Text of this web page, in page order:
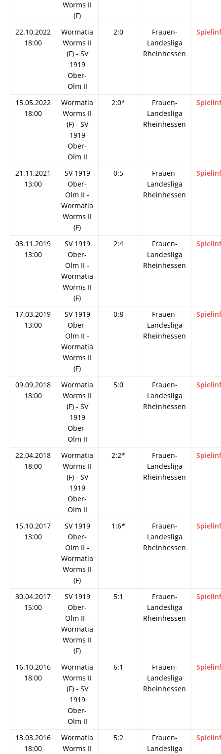
Worms II
(F)
22.10.2022
18:00
Wormatia
Worms II
(F) - SV
1919
Ober-
Olm II
2:0
Frauen-
Landesliga
Rheinhessen
15.05.2022
18:00
Wormatia
Worms II
(F) - SV
1919
Ober-
Olm II
2:0*
Frauen-
Landesliga
Rheinhessen
21.11.2021
13:00
SV 1919
Ober-
Olm II -
Wormatia
Worms II
(F)
0:5
Frauen-
Landesliga
Rheinhessen
03.11.2019
13:00
SV 1919
Ober-
Olm II -
Wormatia
Worms II
(F)
2:4
Frauen-
Landesliga
Rheinhessen
17.03.2019
13:00
SV 1919
Ober-
Olm II -
Wormatia
Worms II
(F)
0:8
Frauen-
Landesliga
Rheinhessen
09.09.2018
18:00
Wormatia
Worms II
(F) - SV
1919
Ober-
Olm II
5:0
Frauen-
Landesliga
Rheinhessen
22.04.2018
18:00
Wormatia
Worms II
(F) - SV
1919
Ober-
Olm II
2:2*
Frauen-
Landesliga
Rheinhessen
15.10.2017
13:00
SV 1919
Ober-
Olm II -
Wormatia
Worms II
(F)
1:6*
Frauen-
Landesliga
Rheinhessen
30.04.2017
15:00
SV 1919
Ober-
Olm II -
Wormatia
Worms II
(F)
5:1
Frauen-
Landesliga
Rheinhessen
16.10.2016
18:00
Wormatia
Worms II
(F) - SV
1919
Ober-
Olm II
6:1
Frauen-
Landesliga
Rheinhessen
13.03.2016
18:00
Wormatia
Worms II
5:2
Frauen-
Landesliga